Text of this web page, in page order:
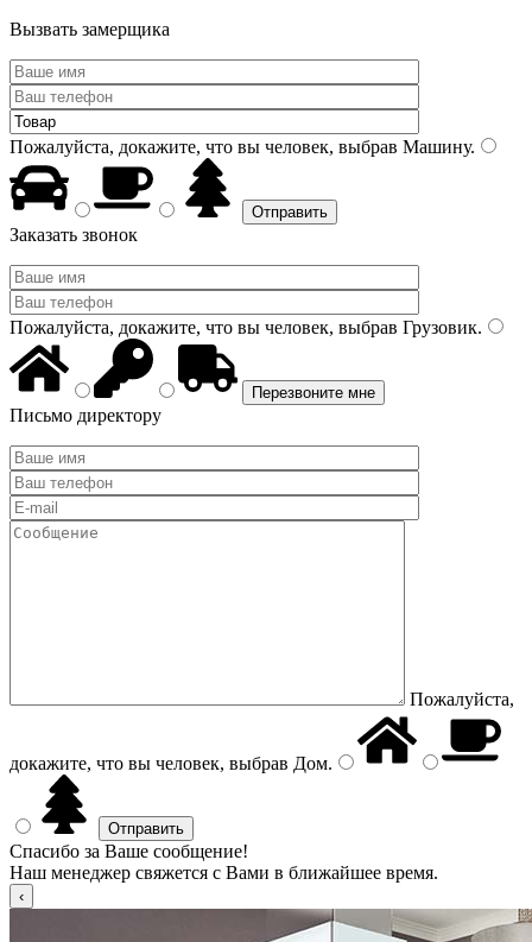
Вызвать замерщика
Пожалуйста, докажите, что вы человек, выбрав Машину.
Заказать звонок
Пожалуйста, докажите, что вы человек, выбрав Грузовик.
Письмо директору
Пожалуйста,
докажите, что вы человек, выбрав Дом.
Спасибо за Ваше сообщение!
Наш менеджер свяжется с Вами в ближайшее время.